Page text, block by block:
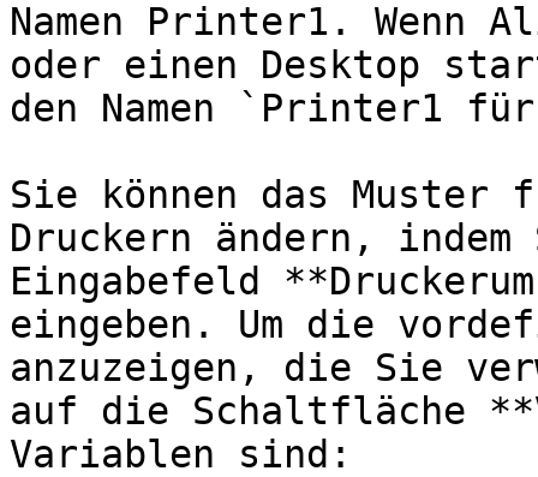
Namen Printer1. Wenn
oder einen Desktop
den Namen `Printer1
Sie können das Muster
Druckern ändern,
Eingabefeld
eingeben. Um die
anzuzeigen, die Sie
auf die Schaltfläche
Variablen sind: